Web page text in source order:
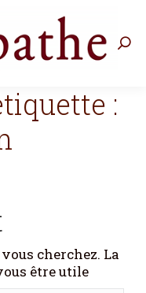
:
cherchez. La
être utile